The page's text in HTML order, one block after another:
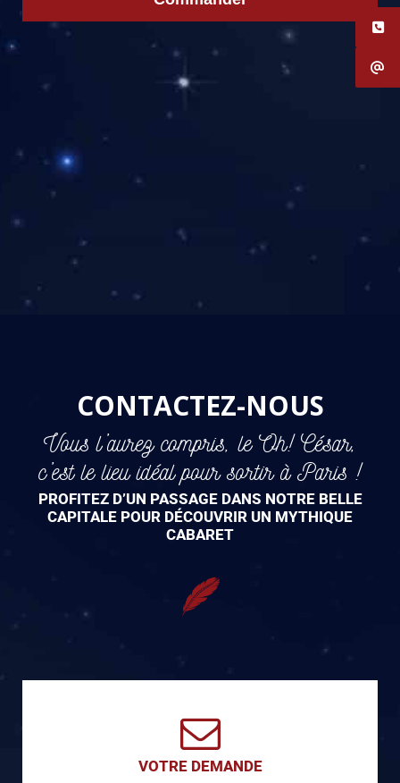
CONTACTEZ-NOUS
Vous l’aurez compris, le Oh! César,
c’est le lieu idéal pour sortir à Paris !
PROFITEZ D’UN PASSAGE DANS NOTRE BELLE
CAPITALE POUR DÉCOUVRIR UN MYTHIQUE
CABARET
VOTRE DEMANDE